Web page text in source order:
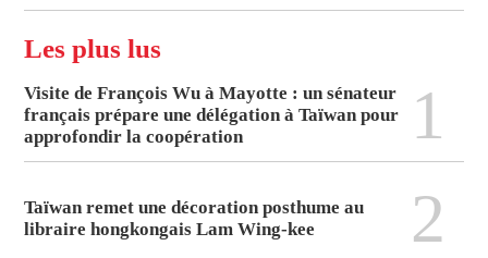
Les plus lus
Visite de François Wu à Mayotte : un sénateur
français prépare une délégation à Taïwan pour
approfondir la coopération
1
Taïwan remet une décoration posthume au
libraire hongkongais Lam Wing-kee
2